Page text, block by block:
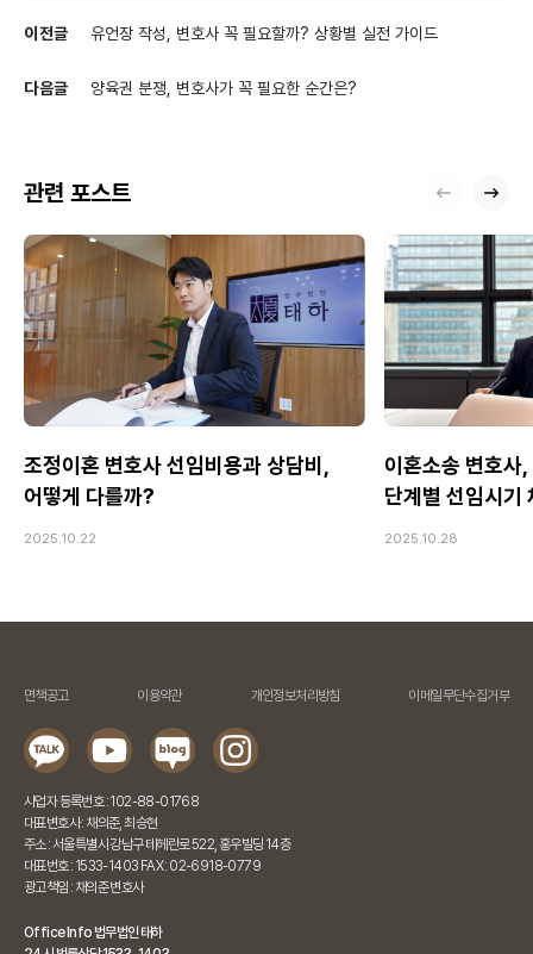
이전글 유언장 작성, 변호사 꼭 필요할까? 상황별 실전 가이드
다음글 양육권 분쟁, 변호사가 꼭 필요한 순간은?
관련 포스트
조정이혼 변호사 선임비용과 상담비,
어떻게 다를까?
2025.10.22
이혼소송 변호사
단계별 선임시기
2025.10.28
면책공고 이용약관 개인정보처리방침 이메일무단수집거부
사업자 등록번호 : 102-88-01768
대표변호사 : 채의준, 최승현
주소 : 서울특별시 강남구 테헤란로 522, 홍우빌딩 14층
대표번호 : 1533-1403 FAX : 02-6918-0779
광고책임 : 채의준 변호사
Office Info 법무법인 태하